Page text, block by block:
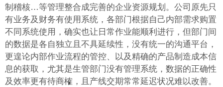
制稽核…等管理整合成完善的企业资源规划。公司原先只
有业务及财务有使用系统，各部门根据自己内部需求购置
不同系统使用，确实也让日常作业能顺利进行，但部门间
的数据是各自独立且不具延续性，没有统一的沟通平台，
更遑论内部作业流程的管控、以及精确的产品制造成本信
息的获取，尤其是生管部门没有管理系统，数据的正确性
及效率更有待商榷，且产线交期常常延迟状况难以改善。